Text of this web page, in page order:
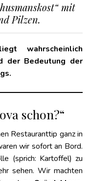
husmanskost“ mit
Pilzen.
wahrscheinlich
der Bedeutung der
schon?“
Restauranttip ganz in
wir sofort an Bord.
(sprich: Kartoffel) zu
sehen. Wir machten